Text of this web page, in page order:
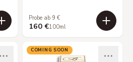
Probe ab 9 €
160 €100ml
COMING SOON